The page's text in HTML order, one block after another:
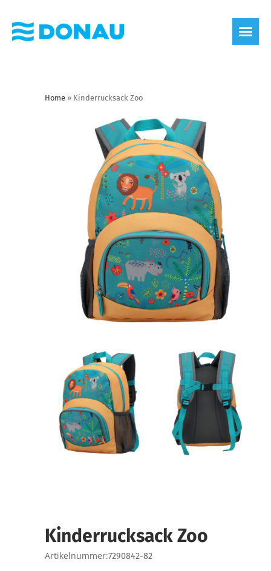
Home » Kinderrucksack Zoo
Kinderrucksack Zoo
Artikelnummer:7290842-82